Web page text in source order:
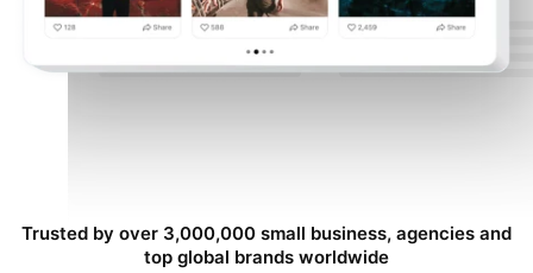
Trusted by over 3,000,000 small business, agencies and
top global brands worldwide